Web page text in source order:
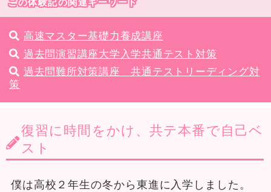
高速マスター基礎力養成講座
過去問演習講座大学入学共通テスト対策
過去問難所対策講座 共通テストリーディング対
策
復習に時間をかけ、共テ本番で自己ベ
スト
僕は高校２年生の冬から東進に入学しました。